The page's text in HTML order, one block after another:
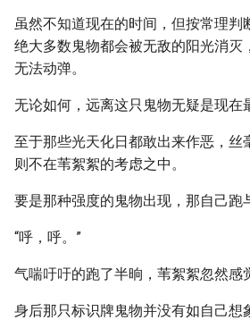
虽然不知道现在的时间，但按常理判
绝大多数鬼物都会被无敌的阳光消灭
无法动弹。
无论如何，远离这只鬼物无疑是现在
至于那些光天化日都敢出来作恶，丝
则不在苇絮絮的考虑之中。
要是那种强度的鬼物出现，那自己跑
“呼，呼。”
气喘吁吁的跑了半晌，苇絮絮忽然感
身后那只标识牌鬼物并没有如自己想